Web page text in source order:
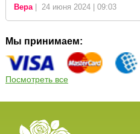
Вера| 24 июня 2024 | 09:03
Мы принимаем:
Посмотреть все